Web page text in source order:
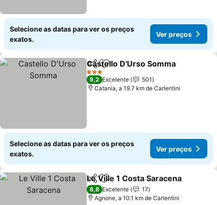
Selecione as datas para ver os preços
exatos.
Ver preços
PartilharAdicionar aos favoritos
Castello D'Urso Somma
3 Estrelas
9,2 Excelente
501
Catania, a 19.7 km de Carlentini
Selecione as datas para ver os preços
exatos.
Ver preços
PartilharAdicionar aos favoritos
Le Ville 1 Costa Saracena
8,8 Excelente
17
Agnone, a 10.1 km de Carlentini